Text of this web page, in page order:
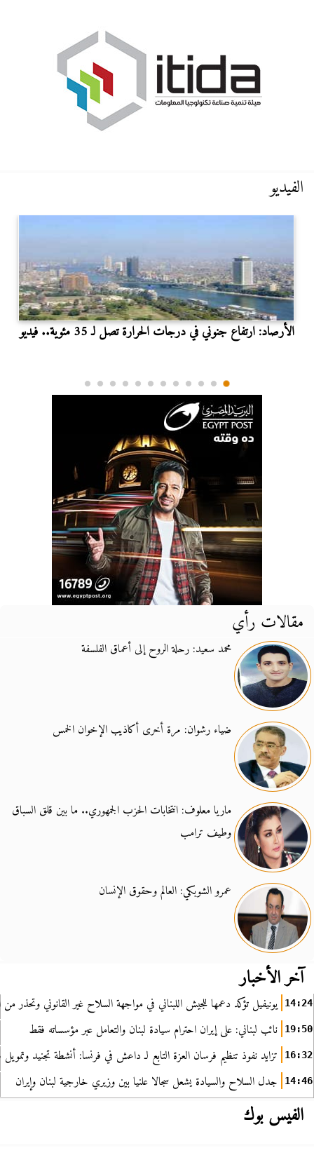
الفيديو
الأرصاد: ارتفاع جنوني في درجات الحرارة تصل لـ 35 مئوية.. فيديو
مقالات رأي
محمد سعيد: رحلة الروح إلى أعماق الفلسفة
ضياء رشوان: مرة أخرى أكاذيب الإخوان الخمس
ماريا معلوف: انتخابات الحزب الجمهوري.. ما بين قلق السباق
وطيف ترامب
عمرو الشوبكي: العالم وحقوق الإنسان
آخر الأخبار
14:24 يونيفيل تؤكد دعمها للجيش اللبناني في مواجهة السلاح غير القانوني وتحذر من
19:50 نائب لبناني: على إيران احترام سيادة لبنان والتعامل عبر مؤسساته فقط
16:32 تزايد نفوذ تنظيم فرسان العزة التابع لـ داعش في فرنسا: أنشطة تجنيد
14:46 جدل السلاح والسيادة يشعل سجالا علنيا بين وزيري خارجية لبنان وإيران
الفيس بوك